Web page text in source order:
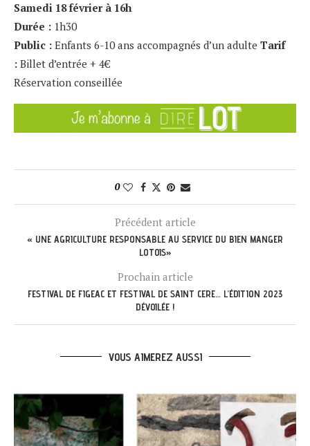
Samedi 18 février à 16h
Durée : 1h30
Public : Enfants 6-10 ans accompagnés d’un adulte Tarif
: Billet d’entrée + 4€
Réservation conseillée
0
Précédent article
« UNE AGRICULTURE RESPONSABLE AU SERVICE DU BIEN MANGER
LOTOIS»
Prochain article
FESTIVAL DE FIGEAC ET FESTIVAL DE SAINT CERE… L’ÉDITION 2023
DÉVOILÉE !
VOUS AIMEREZ AUSSI